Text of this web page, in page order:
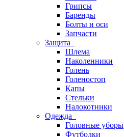
Грипсы
Баренды
Болты и оси
Запчасти
Защита
Шлема
Наколенники
Голень
Голеностоп
Капы
Стельки
Налокотники
Одежда
Головные уборы
Футболки